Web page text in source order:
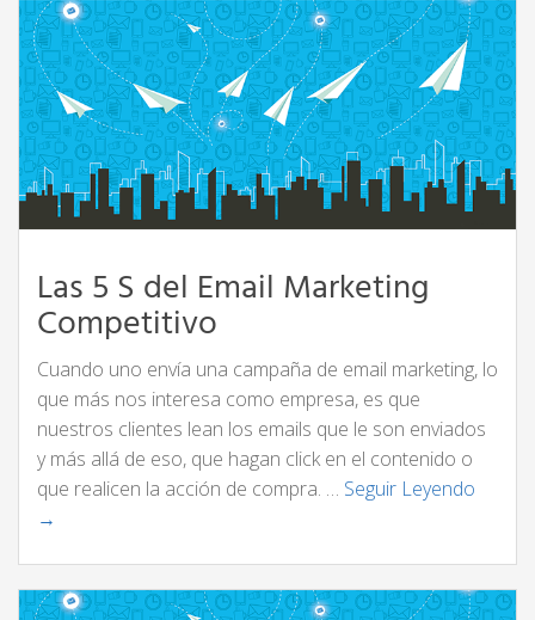
Las 5 S del Email Marketing
Competitivo
Cuando uno envía una campaña de email marketing, lo
que más nos interesa como empresa, es que
nuestros clientes lean los emails que le son enviados
y más allá de eso, que hagan click en el contenido o
que realicen la acción de compra. … Seguir Leyendo
→